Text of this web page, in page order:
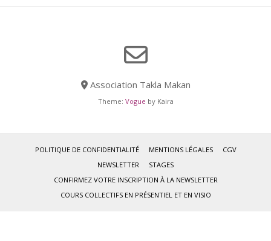
Association Takla Makan
Theme: Vogue by Kaira
POLITIQUE DE CONFIDENTIALITÉ MENTIONS LÉGALES
CGV
NEWSLETTER
STAGES
CONFIRMEZ VOTRE INSCRIPTION À LA NEWSLETTER
COURS COLLECTIFS EN PRÉSENTIEL ET EN VISIO